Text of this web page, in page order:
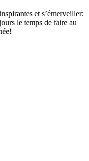
et s’émerveiller:
le temps de faire au